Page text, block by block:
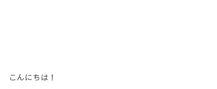
こんにちは！